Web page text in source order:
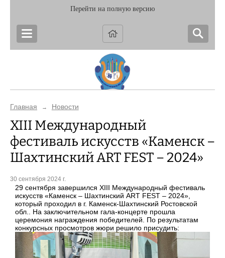
Перейти на полную версию
Главная → Новости
XIII Международный
фестиваль искусств «Каменск –
Шахтинский ART FEST – 2024»
30 сентября 2024 г.
29 сентября завершился XIII Международный фестиваль
искусств «Каменск – Шахтинский ART FEST – 2024»,
который проходил в г. Каменск-Шахтинский Ростовской
обл.. На заключительном гала-концерте прошла
церемония награждения победителей. По результатам
конкурсных просмотров жюри решило присудить: